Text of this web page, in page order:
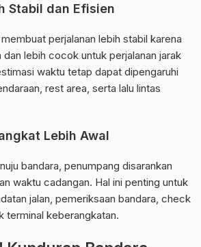
Stabil dan Efisien
perjalanan lebih stabil karena
lebih cocok untuk perjalanan jarak
waktu tetap dapat dipengaruhi
rest area, serta lalu lintas
Lebih Awal
bandara, penumpang disarankan
waktu cadangan. Hal ini penting untuk
jalan, pemeriksaan bandara, check
terminal keberangkatan.